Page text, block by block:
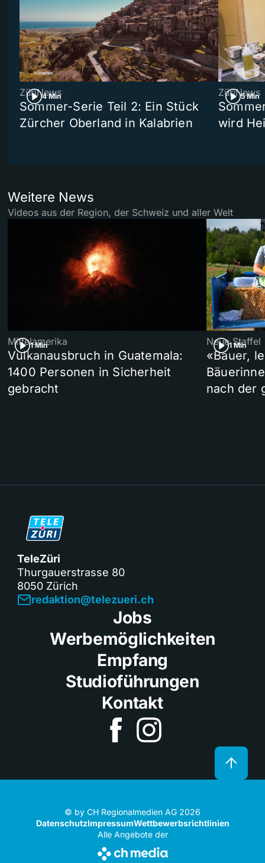
4 Min
ZüriNews
Sommer-Serie Teil 2: Ein Stück
Zürcher Oberland in Kalabrien
5 Min
ZüriNews
wird
Weitere News
Videos aus der Region, der Schweiz und aller Welt
1 Min
Mittelamerika
Vulkanausbruch in Guatemala:
1400 Personen in Sicherheit
gebracht
1 Min
Neue Staffel
«Bauer,
nach der
TeleZüri
Thurgauerstrasse 80
8050 Zürich
redaktion@telezueri.ch
Jobs
Werbemöglichkeiten
Empfang
Studioführungen
Kontakt
© by CH Regionalmedien AG 2026
DatenschutzImpressumWettbewerbsrichtlinien
Alle Angebote der